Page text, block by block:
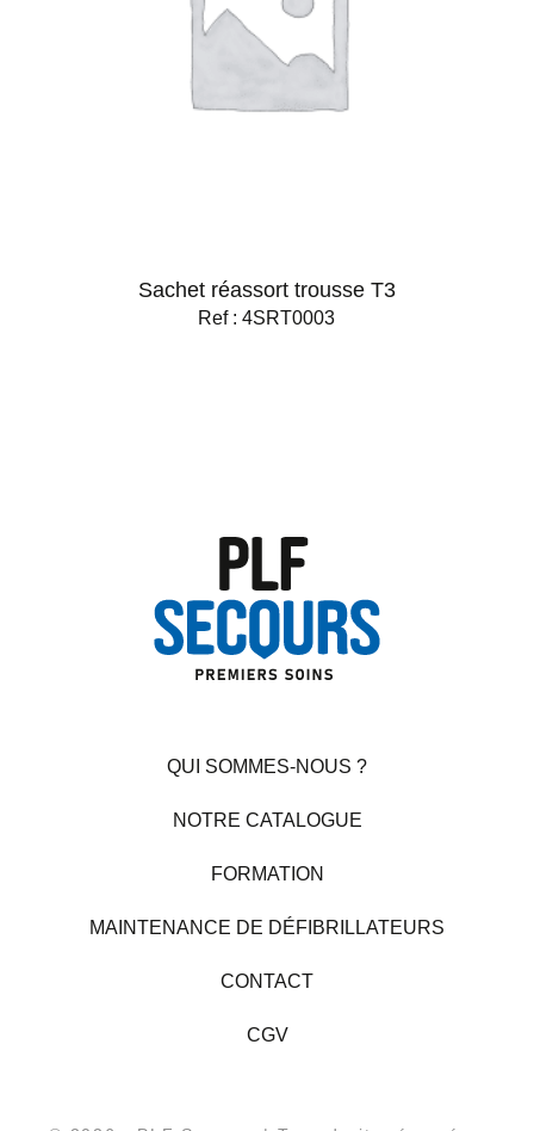
Sachet réassort trousse T3
Ref : 4SRT0003
QUI SOMMES-NOUS ?
NOTRE CATALOGUE
FORMATION
MAINTENANCE DE DÉFIBRILLATEURS
CONTACT
CGV